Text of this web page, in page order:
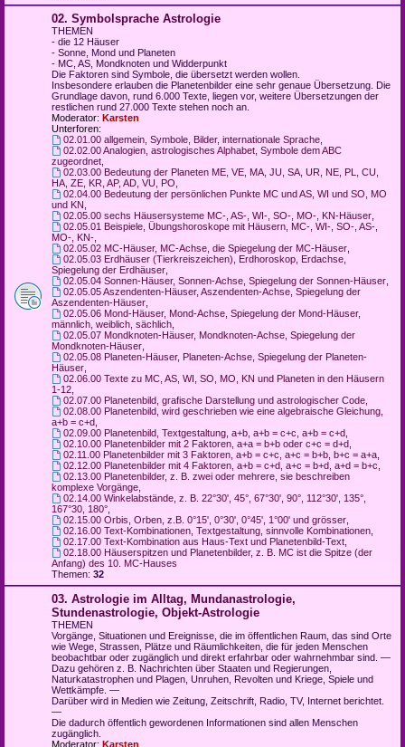
02. Symbolsprache Astrologie
THEMEN
- die 12 Häuser
- Sonne, Mond und Planeten
- MC, AS, Mondknoten und Widderpunkt
Die Faktoren sind Symbole, die übersetzt werden wollen.
Insbesondere erlauben die Planetenbilder eine sehr genaue Übersetzung. Die
Grundlage davon, rund 6.000 Texte, liegen vor, weitere Übersetzungen der
restlichen rund 27.000 Texte stehen noch an.
Moderator: Karsten
Unterforen:
02.01.00 allgemein, Symbole, Bilder, internationale Sprache,
02.02.00 Analogien, astrologisches Alphabet, Symbole dem ABC
zugeordnet
02.03.00 Bedeutung der Planeten ME, VE, MA, JU, SA, UR, NE, PL, CU,
HA, ZE, KR, AP, AD, VU, PO
02.04.00 Bedeutung der persönlichen Punkte MC und AS, WI und SO, MO
und KN
02.05.00 sechs Häusersysteme MC-, AS-, WI-, SO-, MO-, KN-Häuser,
02.05.01 Beispiele, Übungshoroskope mit Häusern, MC-, WI-, SO-, AS-,
MO-, KN-
02.05.02 MC-Häuser, MC-Achse, die Spiegelung der MC-Häuser,
02.05.03 Erdhäuser (Tierkreiszeichen), Erdhoroskop, Erdachse,
Spiegelung der Erdhäuser
02.05.04 Sonnen-Häuser, Sonnen-Achse, Spiegelung der Sonnen-Häuser,
02.05.05 Aszendenten-Häuser, Aszendenten-Achse, Spiegelung der
Aszendenten-Häuser
02.05.06 Mond-Häuser, Mond-Achse, Spiegelung der Mond-Häuser,
männlich, weiblich, sächlich
02.05.07 Mondknoten-Häuser, Mondknoten-Achse, Spiegelung der
Mondknoten-Häuser
02.05.08 Planeten-Häuser, Planeten-Achse, Spiegelung der Planeten-
Häuser
02.06.00 Texte zu MC, AS, WI, SO, MO, KN und Planeten in den Häusern
1-12
02.07.00 Planetenbild, grafische Darstellung und astrologischer Code,
02.08.00 Planetenbild, wird geschrieben wie eine algebraische Gleichung,
a+b = c+d
02.09.00 Planetenbild, Textgestaltung, a+b, a+b = c+c, a+b = c+d,
02.10.00 Planetenbilder mit 2 Faktoren, a+a = b+b oder c+c = d+d,
02.11.00 Planetenbilder mit 3 Faktoren, a+b = c+c, a+c = b+b, b+c = a+a,
02.12.00 Planetenbilder mit 4 Faktoren, a+b = c+d, a+c = b+d, a+d = b+c
02.13.00 Planetenbilder, z. B. zwei oder mehrere, sie beschreiben
komplexe Vorgänge
02.14.00 Winkelabstände, z. B. 22°30', 45°, 67°30', 90°, 112°30', 135°,
167°30, 180°
02.15.00 Orbis, Orben, z.B. 0°15', 0°30', 0°45', 1°00' und grösser,
02.16.00 Text-Kombinationen, Textgestaltung, sinnvolle Kombinationen,
02.17.00 Text-Kombination aus Haus-Text und Planetenbild-Text,
02.18.00 Häuserspitzen und Planetenbilder, z. B. MC ist die Spitze (der
Anfang) des 10. MC-Hauses
Themen: 32
03. Astrologie im Alltag, Mundanastrologie,
Stundenastrologie, Objekt-Astrologie
THEMEN
Vorgänge, Situationen und Ereignisse, die im öffentlichen Raum, das sind Orte
wie Wege, Strassen, Plätze und Räumlichkeiten, die für jeden Menschen
beobachtbar oder zugänglich und direkt erfahrbar oder wahrnehmbar sind. —
Dazu gehören z. B. Nachrichten über Staaten und Regierungen,
Naturkatastrophen und Plagen, Unruhen, Revolten und Kriege, Spiele und
Wettkämpfe. —
Darüber wird in Medien wie Zeitung, Zeitschrift, Radio, TV, Internet berichtet.
—
Die dadurch öffentlich gewordenen Informationen sind allen Menschen
zugänglich.
Moderator: Karsten